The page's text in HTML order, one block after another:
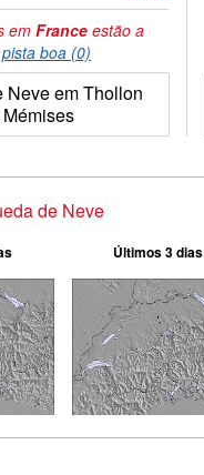
em France estão a
pista boa (0)
Neve em Thollon
de Neve
Últimos 3 dias